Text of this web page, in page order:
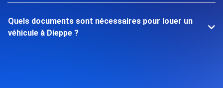
Quels documents sont nécessaires pour louer un
véhicule à Dieppe ?